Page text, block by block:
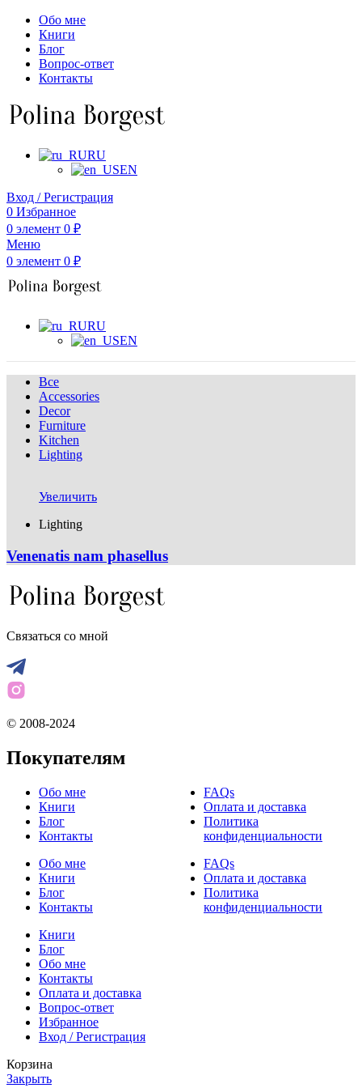
Обо мне
Книги
Блог
Вопрос-ответ
Контакты
RU
EN
Вход / Регистрация
0 Избранное
0 элемент 0 ₽
Меню
0 элемент 0 ₽
RU
EN
Все
Accessories
Decor
Furniture
Kitchen
Lighting
Увеличить
Lighting
Venenatis nam phasellus
Связаться со мной
© 2008-2024
Покупателям
Обо мне
Книги
Блог
Контакты
FAQs
Оплата и доставка
Политика
конфиденциальности
Обо мне
Книги
Блог
Контакты
FAQs
Оплата и доставка
Политика
конфиденциальности
Книги
Блог
Обо мне
Контакты
Оплата и доставка
Вопрос-ответ
Избранное
Вход / Регистрация
Корзина
Закрыть